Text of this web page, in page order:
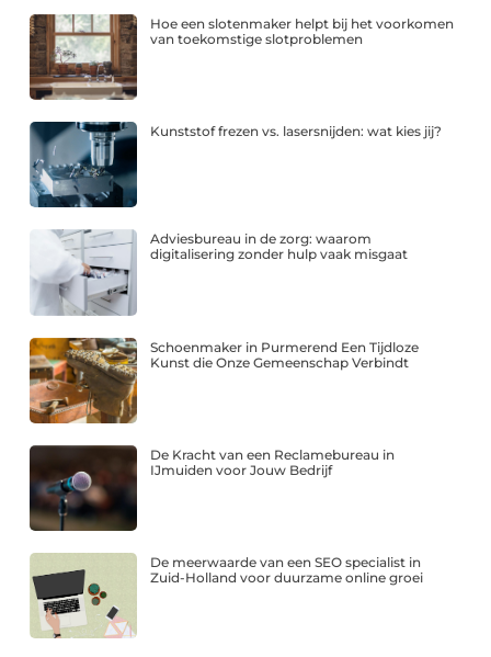
Hoe een slotenmaker helpt bij het voorkomen
van toekomstige slotproblemen
Kunststof frezen vs. lasersnijden: wat kies jij?
Adviesbureau in de zorg: waarom
digitalisering zonder hulp vaak misgaat
Schoenmaker in Purmerend Een Tijdloze
Kunst die Onze Gemeenschap Verbindt
De Kracht van een Reclamebureau in
IJmuiden voor Jouw Bedrijf
De meerwaarde van een SEO specialist in
Zuid-Holland voor duurzame online groei